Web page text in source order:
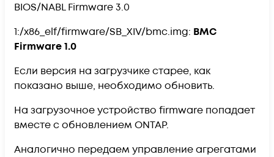
BIOS/NABL Firmware 3.0
1:/x86_elf/firmware/SB_XIV/bmc.img: BMC
Firmware 1.0
Если версия на загрузчике старее, как
показано выше, необходимо обновить.
На загрузочное устройство firmware попадает
вместе с обновлением ONTAP.
Аналогично передаем управление агрегатами